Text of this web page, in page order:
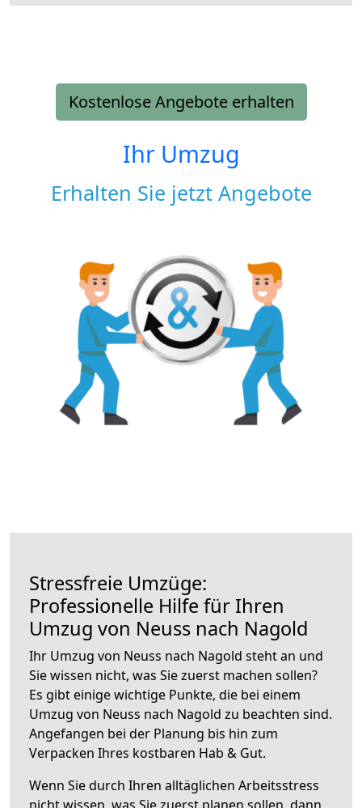
Kostenlose Angebote erhalten
Ihr Umzug
Erhalten Sie jetzt Angebote
Stressfreie Umzüge:
Professionelle Hilfe für Ihren
Umzug von Neuss nach Nagold
Ihr Umzug von Neuss nach Nagold steht an und
Sie wissen nicht, was Sie zuerst machen sollen?
Es gibt einige wichtige Punkte, die bei einem
Umzug von Neuss nach Nagold zu beachten sind.
Angefangen bei der Planung bis hin zum
Verpacken Ihres kostbaren Hab & Gut.
Wenn Sie durch Ihren alltäglichen Arbeitsstress